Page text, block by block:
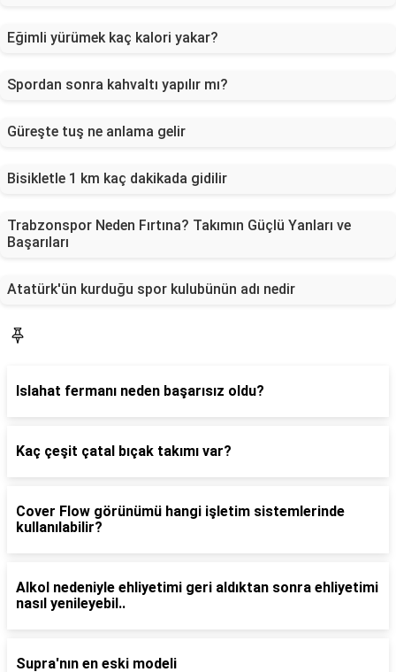
Eğimli yürümek kaç kalori yakar?
Spordan sonra kahvaltı yapılır mı?
Güreşte tuş ne anlama gelir
Bisikletle 1 km kaç dakikada gidilir
Trabzonspor Neden Fırtına? Takımın Güçlü Yanları ve
Başarıları
Atatürk'ün kurduğu spor kulubünün adı nedir
Islahat fermanı neden başarısız oldu?
Kaç çeşit çatal bıçak takımı var?
Cover Flow görünümü hangi işletim sistemlerinde
kullanılabilir?
Alkol nedeniyle ehliyetimi geri aldıktan sonra ehliyetimi
nasıl yenileyebil..
Supra'nın en eski modeli